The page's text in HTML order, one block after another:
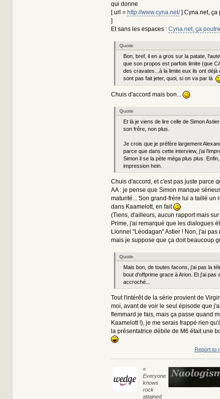
qui donne
[ url = http://www.cyna.net/] Cyna.net, ça
]
Et sans les espaces : Cyna.net, ça
Quote
Bon, bref, il en a gros sur la patate,
que son propos est parfois limite (que
des cravates...à la limite eux ils ont déjà
sont pas fait jeter, quoi, si on va par là
Chuis d'accord mais bon...
Quote
Et là je viens de lire celle de Simon
son frêre, non plus.
Je crois que je préfère largement
parce que dans cette interview, j'ai
Simon il se la pète méga plus plus.
impression hein.
Chuis d'accord, et c'est pas juste parce
AA : je pense que Simon manque
maturité... Son grand-frère lui a taillé un
dans Kaamelott, en fait
(Tiens, d'ailleurs, aucun rapport mais
Prime, j'ai remarqué que les dialogues
Lionnel "Léodagan" Astier ! Non, j'ai
mais je suppose que ça doit beaucoup
Quote
Mais bon, de toutes facons, j'ai pas la
bout d'offprime grace à Arion. Et j'ai pas
accroché...
Tout l'intérêt de la série provient de
moi, avant de voir le seul épisode que
flemmard je fais, mais ça passe quand
Kaamelott !), je me serais frappé rien
la présentatrice débile de M6 était une
Report to
«
Everyone
knows
rock
attained